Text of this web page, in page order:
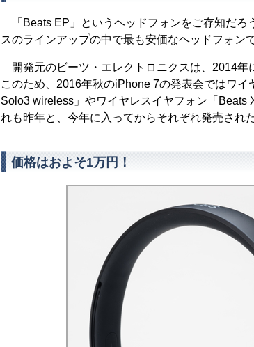
「Beats EP」というヘッドフォンをご存知だろ
スのラインアップの中で最も安価なヘッドフォン
開発元のビーツ・エレクトロニクスは、2014年
このため、2016年秋のiPhone 7の発表会ではワイ
Solo3 wireless」やワイヤレスイヤフォン「Beats
れも昨年と、今年に入ってからそれぞれ発売された
価格はおよそ1万円！